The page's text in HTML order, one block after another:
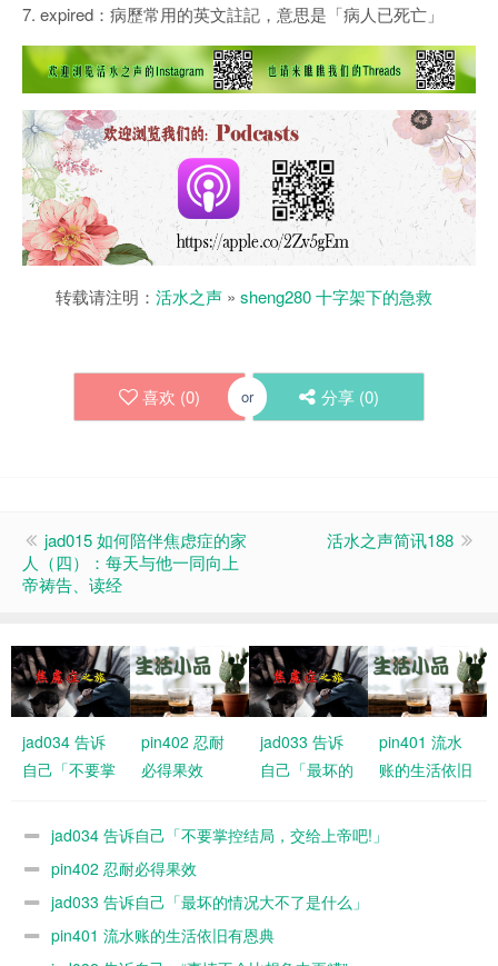
7. expired：病歷常用的英文註記，意思是「病人已死亡」
转载请注明： 活水之声 » sheng280 十字架下的急救
喜欢 (0) or 分享 (0)
jad015 如何陪伴焦虑症的家
人（四）：每天与他一同向上
帝祷告、读经
活水之声简讯188
jad034 告诉
自己「不要掌
上帝吧!」
pin402 忍耐
必得果效
jad033 告诉
自己「最坏的
什么」
pin401 流水
账的生活依旧
jad034 告诉自己「不要掌控结局，交给上帝吧!」
pin402 忍耐必得果效
jad033 告诉自己「最坏的情况大不了是什么」
pin401 流水账的生活依旧有恩典